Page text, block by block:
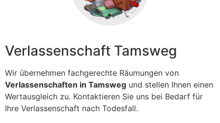
Verlassenschaft Tamsweg
Wir übernehmen fachgerechte Räumungen von
Verlassenschaften in Tamsweg und stellen Ihnen einen
Wertausgleich zu. Kontaktieren Sie uns bei Bedarf für
Ihre Verlassenschaft nach Todesfall.